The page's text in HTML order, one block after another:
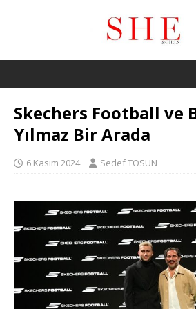
Skechers Football ve
Yılmaz Bir Arada
6 Kasım 2024 Sedef TOSUN